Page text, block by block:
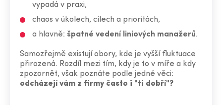
vypadá v praxi,
chaos v úkolech, cílech a prioritách,
a hlavně: špatné vedení liniových manažerů.
Samozřejmě existují obory, kde je vyšší fluktuace
přirozená. Rozdíl mezi tím, kdy je to v míře a kdy
zpozornět, však poznáte podle jedné věci:
odcházejí vám z firmy často i "ti dobří"?